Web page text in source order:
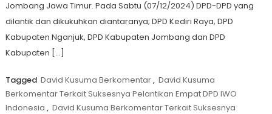
Jombang Jawa Timur. Pada Sabtu (07/12/2024) DPD-DPD yang
dilantik dan dikukuhkan diantaranya; DPD Kediri Raya, DPD
Kabupaten Nganjuk, DPD Kabupaten Jombang dan DPD
Kabupaten […]
Tagged David Kusuma Berkomentar, David Kusuma
Berkomentar Terkait Suksesnya Pelantikan Empat DPD IWO
Indonesia , David Kusuma Berkomentar Terkait Suksesnya